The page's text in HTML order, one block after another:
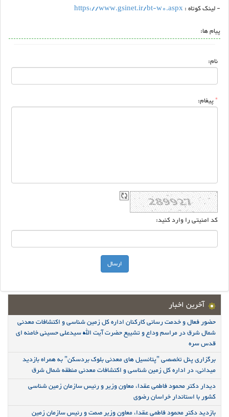
- لینک کوتاه : https://www.gsinet.ir/bt-w0.aspx
پیام ها:
نام:
*پیغام:
کد امنیتی را وارد کنید:
آخرین اخبار
حضور فعال و خدمت رسانی کارکنان اداره کل زمین شناسی و اکتشافات معدنی
شمال شرق در مراسم وداع و تشییع حضرت آیت الله سیدعلی حسینی خامنه ای
قدس سره
برگزاری پنل تخصصی "پتانسیل های معدنی بلوک بردسکن" به همراه بازدید
میدانی، در اداره کل زمین شناسی و اکتشافات معدنی منطقه شمال شرق
دیدار دکتر محمود فاطمی عقدا، معاون وزیر و رئیس سازمان زمین شناسی
کشور با استاندار خراسان رضوی
بازدید دکتر محمود فاطمی عقدا، معاون وزیر صمت و رئیس سازمان زمین